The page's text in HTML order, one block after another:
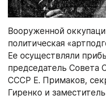
Вооруженной
политическая
Ее осуществляли
председатель Совета
СССР Е. Примаков,
Гиренко и